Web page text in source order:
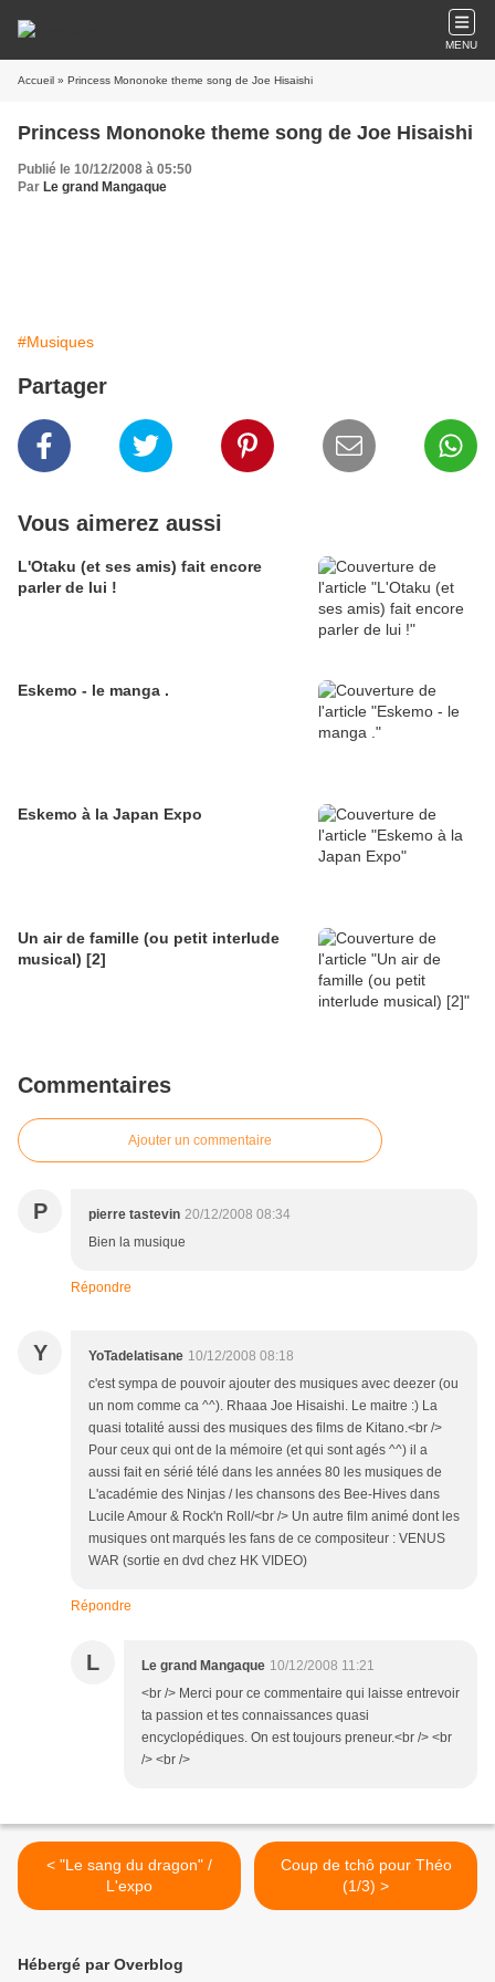
MENU
Accueil » Princess Mononoke theme song de Joe Hisaishi
Princess Mononoke theme song de Joe Hisaishi
Publié le 10/12/2008 à 05:50
Par Le grand Mangaque
#Musiques
Partager
Vous aimerez aussi
L'Otaku (et ses amis) fait encore
parler de lui !
Eskemo - le manga .
Eskemo à la Japan Expo
Un air de famille (ou petit interlude
musical) [2]
Commentaires
Ajouter un commentaire
P pierre tastevin 20/12/2008 08:34
Bien la musique
Répondre
Y YoTadelatisane 10/12/2008 08:18
c'est sympa de pouvoir ajouter des musiques avec deezer (ou
un nom comme ca ^^). Rhaaa Joe Hisaishi. Le maitre :) La
quasi totalité aussi des musiques des films de Kitano.<br />
Pour ceux qui ont de la mémoire (et qui sont agés ^^) il a
aussi fait en sérié télé dans les années 80 les musiques de
L'académie des Ninjas / les chansons des Bee-Hives dans
Lucile Amour & Rock'n Roll/<br /> Un autre film animé dont les
musiques ont marqués les fans de ce compositeur : VENUS
WAR (sortie en dvd chez HK VIDEO)
Répondre
L Le grand Mangaque 10/12/2008 11:21
<br /> Merci pour ce commentaire qui laisse entrevoir
ta passion et tes connaissances quasi
encyclopédiques. On est toujours preneur.<br /> <br
/> <br />
< "Le sang du dragon" /
L'expo
Coup de tchô pour Théo
(1/3) >
Hébergé par Overblog